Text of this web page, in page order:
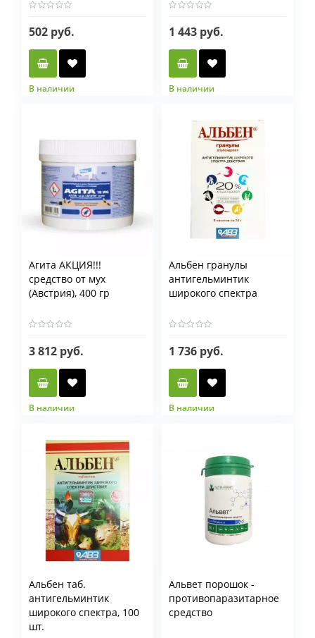
502 руб.
В наличии
1 443 руб.
В наличии
Агита АКЦИЯ!!!
средство от мух
(Австрия), 400 гр
3 812 руб.
В наличии
Альбен гранулы
антигельминтик
широкого спектра
1 736 руб.
В наличии
Альбен таб.
антигельминтик
широкого спектра, 100
шт.
Альвет порошок -
противопаразитарное
средство